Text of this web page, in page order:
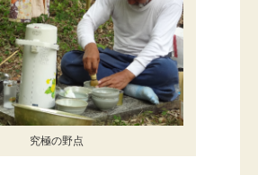
究極の野点